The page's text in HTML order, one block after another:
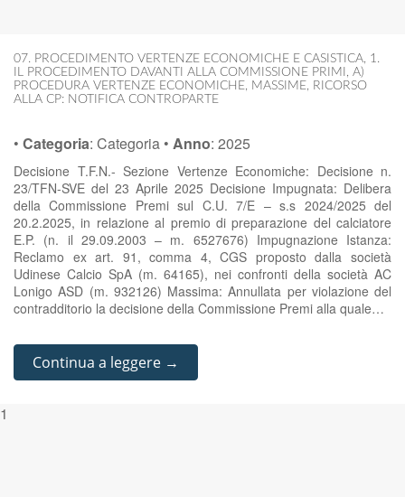
07. PROCEDIMENTO VERTENZE ECONOMICHE E CASISTICA, 1.
IL PROCEDIMENTO DAVANTI ALLA COMMISSIONE PRIMI , A)
PROCEDURA VERTENZE ECONOMICHE, MASSIME, RICORSO
ALLA CP: NOTIFICA CONTROPARTE
• Categoria: Categoria • Anno: 2025
Decisione T.F.N.- Sezione Vertenze Economiche: Decisione n.
23/TFN-SVE del 23 Aprile 2025 Decisione Impugnata: Delibera
della Commissione Premi sul C.U. 7/E – s.s 2024/2025 del
20.2.2025, in relazione al premio di preparazione del calciatore
E.P. (n. il 29.09.2003 – m. 6527676) Impugnazione Istanza:
Reclamo ex art. 91, comma 4, CGS proposto dalla società
Udinese Calcio SpA (m. 64165), nei confronti della società AC
Lonigo ASD (m. 932126) Massima: Annullata per violazione del
contradditorio la decisione della Commissione Premi alla quale…
Continua a leggere →
1